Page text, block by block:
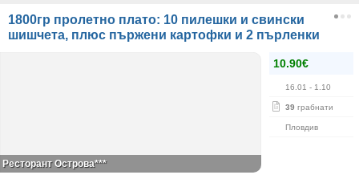
1800гр пролетно плато: 10 пилешки и свински
шишчета, плюс пържени картофки и 2 пърленки
10.90€
16.01 - 1.10
39 грабнати
Пловдив
Ресторант Острова***